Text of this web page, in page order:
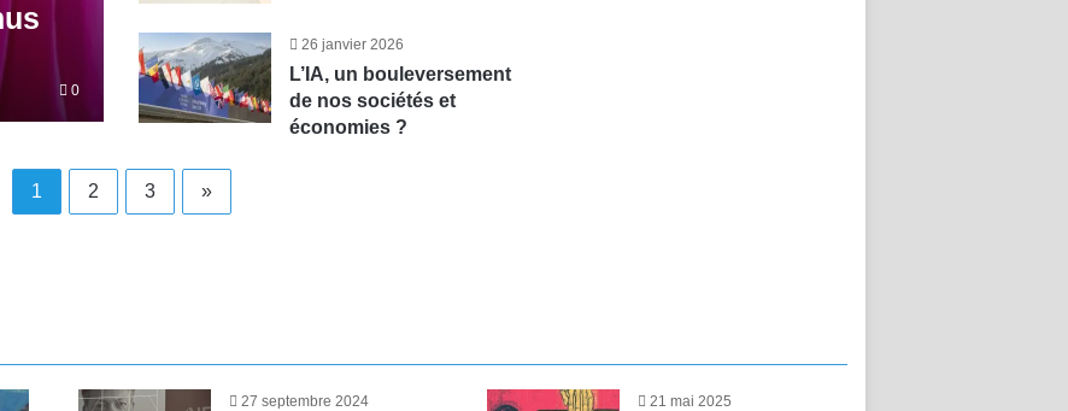
0
26 janvier 2026
L’IA, un bouleversement
de nos sociétés et
économies ?
1 2 3 »
27 septembre 2024 21 mai 2025